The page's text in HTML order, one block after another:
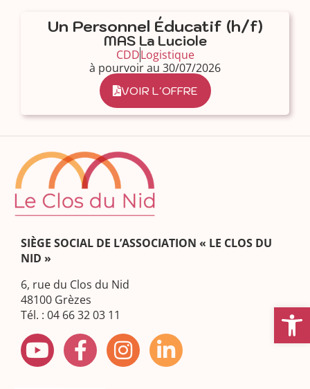
Ouvrir
Un Personnel Éducatif (h/f)
MAS La Luciole
CDDLogistique
à pourvoir au 30/07/2026
VOIR L'OFFRE
SIÈGE SOCIAL DE L’ASSOCIATION « LE CLOS DU
NID »
6, rue du Clos du Nid
48100 Grèzes
Tél. : 04 66 32 03 11